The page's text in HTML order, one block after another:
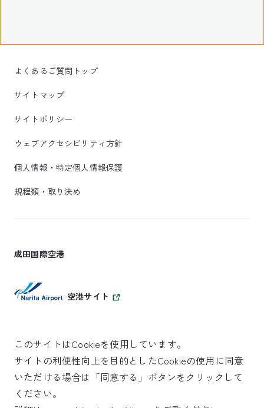
よくあるご質問トップ
サイトマップ
サイトポリシー
ウェブアクセシビリティ方針
個人情報・特定個人情報保護
規程類・取り決め
成田国際空港
空港サイト
SKYTRAX
5スターエアポート
このサイトはCookieを使用しています。
サイトの利便性向上を目的としたCookieの使用に同意
いただける場合は「同意する」ボタンをクリックして
ください。